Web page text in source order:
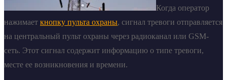
Когда оператор
нажимает кнопку пульта охраны, сигнал тревоги отправляется
на центральный пульт охраны через радиоканал или GSM-
сеть. Этот сигнал содержит информацию о типе тревоги,
месте ее возникновения и времени.